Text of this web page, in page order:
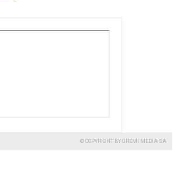
© COPYRIGHT BY GREMI MEDIA SA